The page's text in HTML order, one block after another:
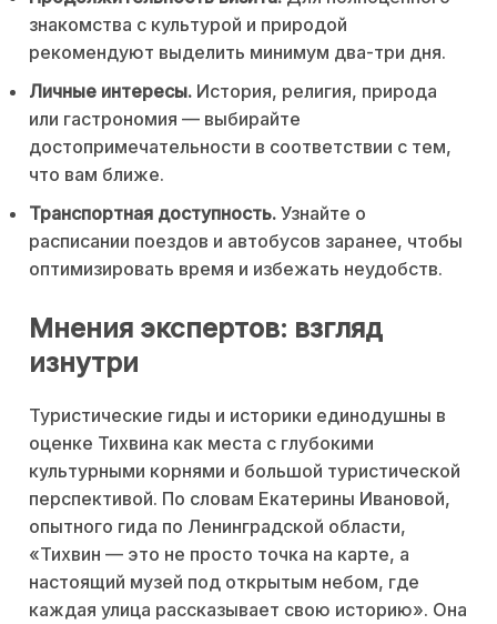
знакомства с культурой и природой
рекомендуют выделить минимум два-три дня.
Личные интересы. История, религия, природа
или гастрономия — выбирайте
достопримечательности в соответствии с тем,
что вам ближе.
Транспортная доступность. Узнайте о
расписании поездов и автобусов заранее, чтобы
оптимизировать время и избежать неудобств.
Мнения экспертов: взгляд
изнутри
Туристические гиды и историки единодушны в
оценке Тихвина как места с глубокими
культурными корнями и большой туристической
перспективой. По словам Екатерины Ивановой,
опытного гида по Ленинградской области,
«Тихвин — это не просто точка на карте, а
настоящий музей под открытым небом, где
каждая улица рассказывает свою историю». Она